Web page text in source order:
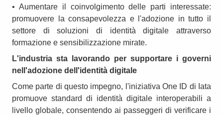
• Aumentare il coinvolgimento delle parti interessate:
promuovere la consapevolezza e l'adozione in tutto il
settore di soluzioni di identità digitale attraverso
formazione e sensibilizzazione mirate.
L'industria sta lavorando per supportare i governi
nell'adozione dell'identità digitale
Come parte di questo impegno, l'iniziativa One ID di Iata
promuove standard di identità digitale interoperabili a
livello globale, consentendo ai passeggeri di verificare i